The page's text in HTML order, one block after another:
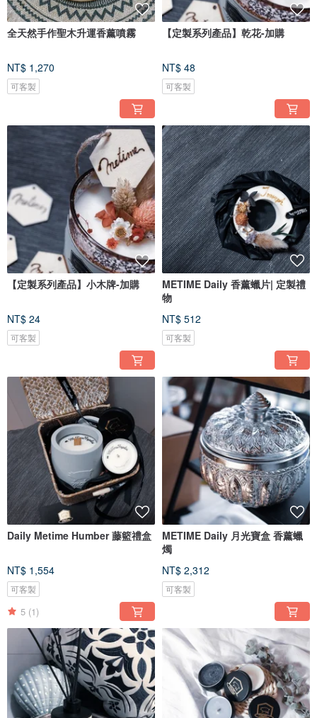
全天然手作聖木升運香薰噴霧
NT$ 1,270
可客製
【定製系列產品】乾花-加購
NT$ 48
可客製
【定製系列產品】小木牌-加購
NT$ 24
可客製
METIME Daily 香薰蠟片| 定製禮
物
NT$ 512
可客製
Daily Metime Humber 藤籃禮盒
NT$ 1,554
可客製
5 (1)
METIME Daily 月光寶盒 香薰蠟
燭
NT$ 2,312
可客製